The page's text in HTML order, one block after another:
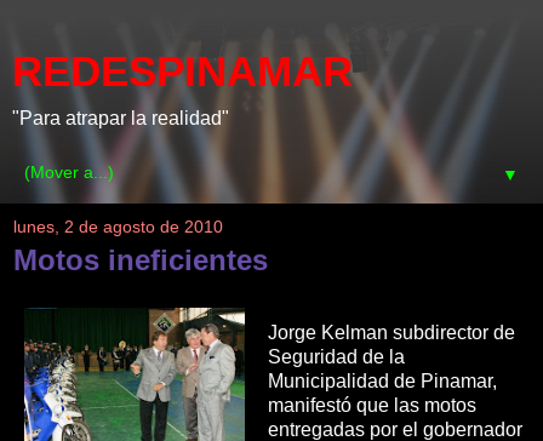
REDESPINAMAR
"Para atrapar la realidad"
▼
lunes, 2 de agosto de 2010
Motos ineficientes
Jorge Kelman subdirector de
Seguridad de la
Municipalidad de Pinamar,
manifestó que las motos
entregadas por el gobernador